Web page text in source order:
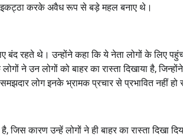
इकट्ठा करके अवैध रूप से बड़े महल बनाए थे।
बंद रहते थे। उन्होंने कहा कि ये नेता लोगों के लिए
उन लोगों को बाहर का रास्ता दिखाया है, जिन्होंने
लोग इनके भ्रामक प्रचार से प्रभावित नहीं हो
कारण उन्हें लोगों ने ही बाहर का रास्ता दिखा